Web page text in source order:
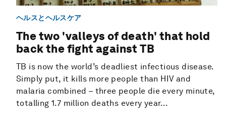
ヘルスとヘルスケア
The two 'valleys of death' that hold
back the fight against TB
TB is now the world’s deadliest infectious disease.
Simply put, it kills more people than HIV and
malaria combined – three people die every minute,
totalling 1.7 million deaths every year...